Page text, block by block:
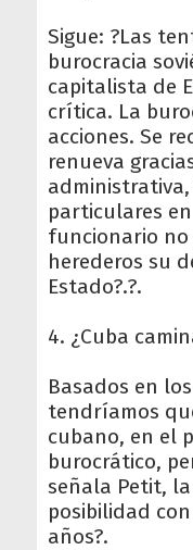
Sigue: ?Las
burocracia
capitalista de
crítica. La
acciones. Se
renueva
particulares
funcionario
herederos su
Estado?.?.
4. ¿Cuba
Basados en
tendríamos
cubano, en el
burocrático,
señala Petit,
posibilidad
años?.